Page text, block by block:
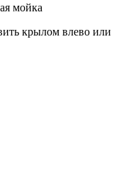
мойка
крылом влево или